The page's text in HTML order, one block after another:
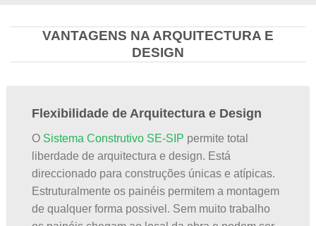
VANTAGENS NA ARQUITECTURA E
DESIGN
Flexibilidade de Arquitectura e Design
O Sistema Construtivo SE-SIP permite total
liberdade de arquitectura e design. Está
direccionado para construções únicas e atípicas.
Estruturalmente os painéis permitem a montagem
de qualquer forma possivel. Sem muito trabalho